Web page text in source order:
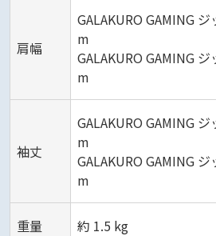
肩幅
GALAKURO GAMING
m
GALAKURO GAMING
m
袖丈
GALAKURO GAMING
m
GALAKURO GAMING
m
重量 約 1.5 kg